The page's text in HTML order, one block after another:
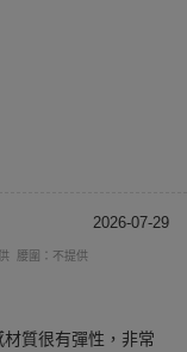
2026-07-29
腰圍：不提供
質很有彈性，非常